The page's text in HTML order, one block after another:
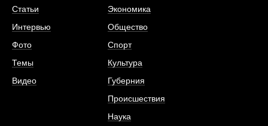
Статьи
Интервью
Фото
Темы
Видео
Экономика
Общество
Спорт
Культура
Губерния
Происшествия
Наука